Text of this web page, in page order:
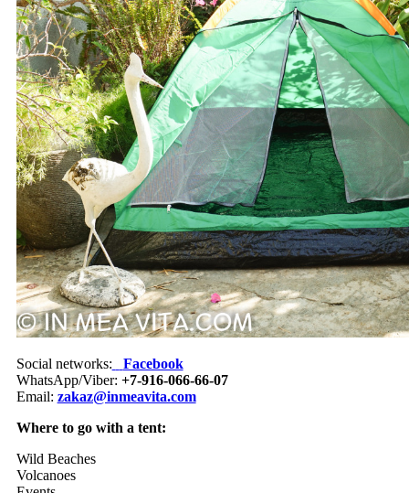
Social networks:
Facebook
WhatsApp/Viber: +7-916-066-66-07
Email: zakaz@inmeavita.com
Where to go with a tent:
Wild Beaches
Volcanoes